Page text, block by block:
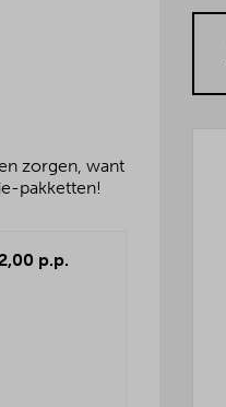
zorgen, want
pakketten!
p.p.